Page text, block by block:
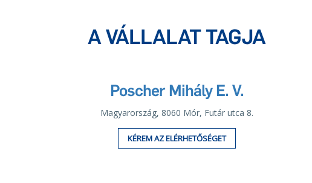
A VÁLLALAT TAGJA
Poscher Mihály E. V.
Magyarország, 8060 Mór, Futár utca 8.
KÉREM AZ ELÉRHETŐSÉGET